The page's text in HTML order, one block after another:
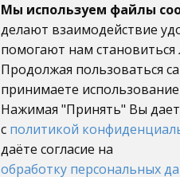
Мы используем файлы
делают взаимодействие
помогают нам становиться
Продолжая пользоваться
принимаете
Нажимая "Принять" Вы
с политикой
даёте согласие на
обработку персональных